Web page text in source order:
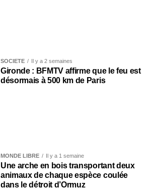
SOCIÉTÉ Il y a 2 semaines
Gironde : BFMTV affirme que le feu est
désormais à 500 km de Paris
MONDE LIBRE Il y a 1 semaine
Une arche en bois transportant deux
animaux de chaque espèce coulée
dans le détroit d’Ormuz